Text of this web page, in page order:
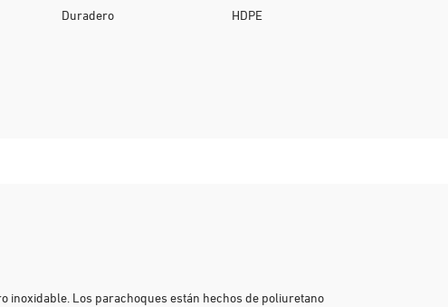
Duradero HDPE
inoxidable. Los parachoques están hechos de poliuretano